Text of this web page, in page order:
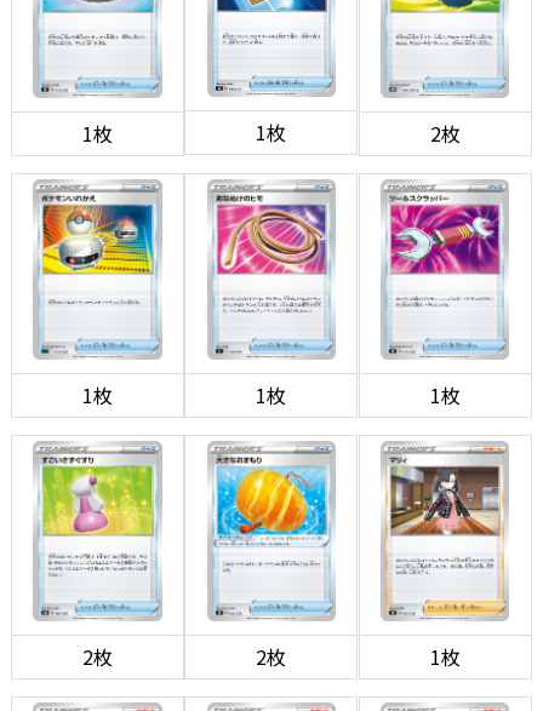
1枚 1枚 2枚
1枚 1枚 1枚
2枚 2枚 1枚